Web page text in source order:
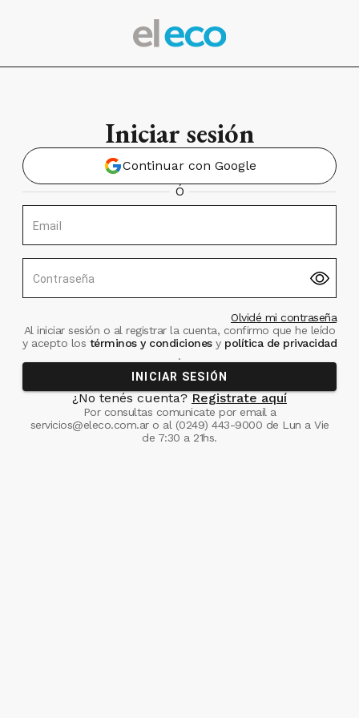
Iniciar sesión
Continuar con Google
Ó
Email
Contraseña
Olvidé mi contraseña
Al iniciar sesión o al registrar la cuenta, confirmo que he leído
y acepto los términos y condiciones ypolítica de privacidad
.
INICIAR SESIÓN
¿No tenés cuenta? Registrate aquí
Por consultas comunicate por email a
servicios@eleco.com.aro al (0249) 443-9000 de Lun a Vie
de 7:30 a 21hs.